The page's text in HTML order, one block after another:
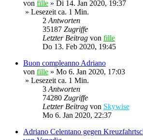
von fille » Di 14. Jan 2020, 19:37
» Lesezeit ca. 1 Min.
2Antworten
35187 Zugriffe
Letzter Beitrag von fille
Do 13. Feb 2020, 19:45
Buon compleanno Adriano
von fille » Mo 6. Jan 2020, 17:03
» Lesezeit ca. 1 Min.
3Antworten
74280 Zugriffe
Letzter Beitrag von Skywise
Mo 6. Jan 2020, 22:37
Adriano Celentano gegen